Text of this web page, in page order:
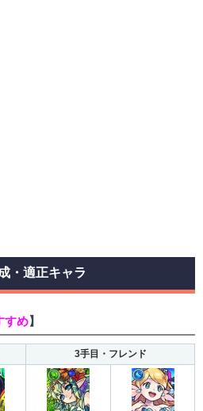
・適正キャラ
すめ】
3手目・フレンド